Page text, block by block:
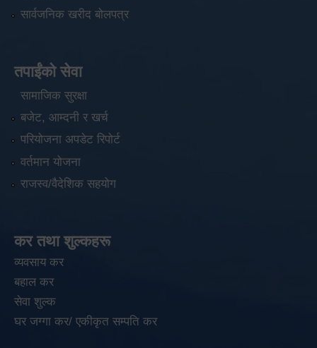
सार्वजनिक खरीद बोलपत्र
तपाईंको सेवा
सामाजिक सुरक्षा
बजेट, आम्दनी र खर्च
परियोजना अपडेट रिपोर्ट
वर्तमान योजना
राजस्व/वैदेशिक सहयोग
कर तथा शुल्कहरू
व्यवसाय कर
बहाल कर
सेवा शुल्क
घर जग्गा कर/ एकीकृत सम्पति कर